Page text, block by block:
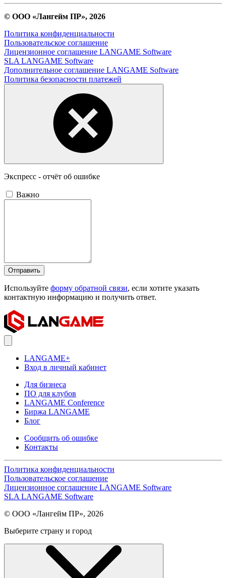
© ООО «Лангейм ПР», 2026
Политика конфиденциальности
Пользовательское соглашение
Лицензионное соглашение LANGAME Software
SLA LANGAME Software
Дополнительное соглашение LANGAME Software
Политика безопасности платежей
Экспресс - отчёт об ошибке
Важно
Отправить
Используйте форму обратной связи, если хотите указать
контактную информацию и получить ответ.
LANGAME+
Вход в личный кабинет
Для бизнеса
ПО для клубов
LANGAME Conference
Биржа LANGAME
Блог
Сообщить об ошибке
Контакты
Политика конфиденциальности
Пользовательское соглашение
Лицензионное соглашение LANGAME Software
SLA LANGAME Software
© ООО «Лангейм ПР», 2026
Выберите страну и город